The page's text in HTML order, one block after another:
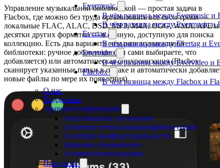
Evermusic
В чём разница между Evermusic и
В чём разница между Evermusic и
Evertag
В чём разница между Evertag и
Evervideo
В чём разница между Evervideo и
Flacbox
В чём разница между Flacbox и
О нас
Поддержка
Правовая информация
Лицензионное соглашение
Политика использования файлов cookie
Политика конфиденциальности
Правовое уведомление
Условия использования
Продукты
Управление музыкальной библиотекой — простая задача в
Flacbox, где можно без труда организовать все свои треки —
локальные FLAC, ALAC, DSD, MP3, M4A, OGG, WMA, APE и
десятки других форматов — в единую, доступную для поиска
коллекцию. Есть два варианта создания музыкальной
библиотеки: ручное добавление (вы сами выбираете, что
добавляется) или автоматическая синхронизация (Flacbox
сканирует указанные папки в облаке и автоматически
новые файлы по мере их появления).